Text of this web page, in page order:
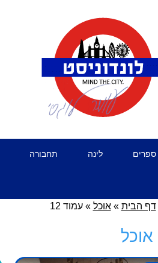
ספרים לינה תחבורה
דף הבית »אוכל »עמוד 12
אוכל